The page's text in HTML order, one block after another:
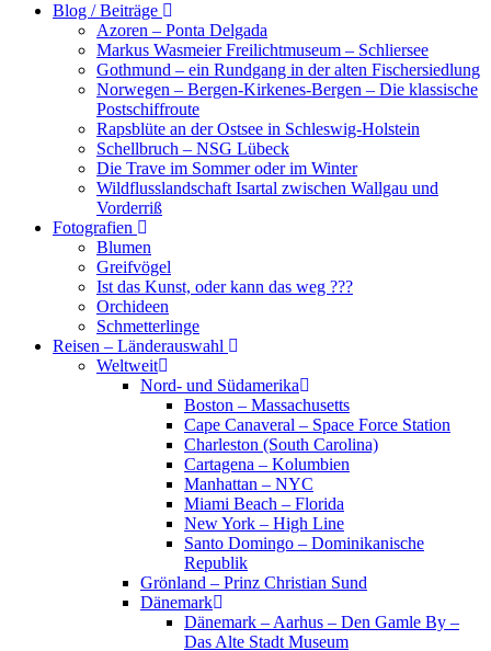
Blog / Beiträge
Azoren – Ponta Delgada
Markus Wasmeier Freilichtmuseum – Schliersee
Gothmund – ein Rundgang in der alten Fischersiedlung
Norwegen – Bergen-Kirkenes-Bergen – Die klassische
Postschiffroute
Rapsblüte an der Ostsee in Schleswig-Holstein
Schellbruch – NSG Lübeck
Die Trave im Sommer oder im Winter
Wildflusslandschaft Isartal zwischen Wallgau und
Vorderriß
Fotografien
Blumen
Greifvögel
Ist das Kunst, oder kann das weg ???
Orchideen
Schmetterlinge
Reisen – Länderauswahl
Weltweit
Nord- und Südamerika
Boston – Massachusetts
Cape Canaveral – Space Force Station
Charleston (South Carolina)
Cartagena – Kolumbien
Manhattan – NYC
Miami Beach – Florida
New York – High Line
Santo Domingo – Dominikanische
Republik
Grönland – Prinz Christian Sund
Dänemark
Dänemark – Aarhus – Den Gamle By –
Das Alte Stadt Museum